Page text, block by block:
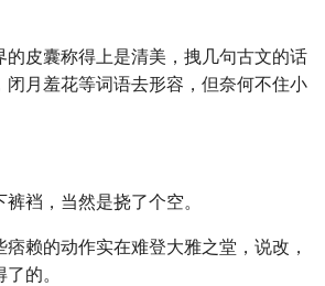
的皮囊称得上是清美，拽几句古文的话
闭月羞花等词语去形容，但奈何不住小
裆，当然是挠了个空。
赖的动作实在难登大雅之堂，说改，
的。